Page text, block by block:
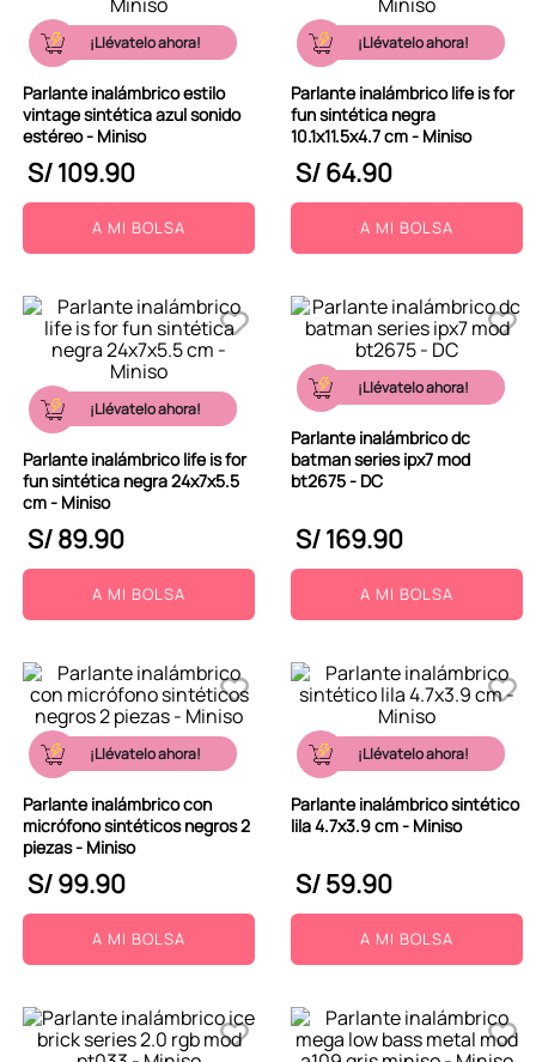
¡Llévatelo ahora!
Parlante inalámbrico estilo
vintage sintética azul sonido
estéreo - Miniso
S/109.90
A MI BOLSA
¡Llévatelo ahora!
Parlante inalámbrico life is for
fun sintética negra
10.1x11.5x4.7 cm - Miniso
S/64.90
A MI BOLSA
¡Llévatelo ahora!
Parlante inalámbrico life is for
fun sintética negra 24x7x5.5
cm - Miniso
S/89.90
A MI BOLSA
¡Llévatelo ahora!
Parlante inalámbrico dc
batman series ipx7 mod
bt2675 - DC
S/169.90
A MI BOLSA
¡Llévatelo ahora!
Parlante inalámbrico con
micrófono sintéticos negros 2
piezas - Miniso
S/99.90
A MI BOLSA
¡Llévatelo ahora!
Parlante inalámbrico sintético
lila 4.7x3.9 cm - Miniso
S/59.90
A MI BOLSA